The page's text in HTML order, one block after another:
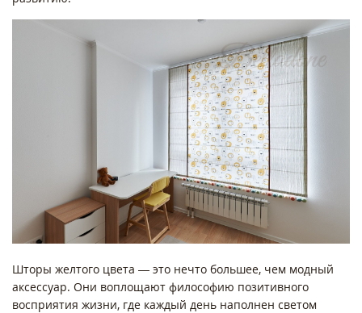
Шторы желтого цвета — это нечто большее, чем модный
аксессуар. Они воплощают философию позитивного
восприятия жизни, где каждый день наполнен светом